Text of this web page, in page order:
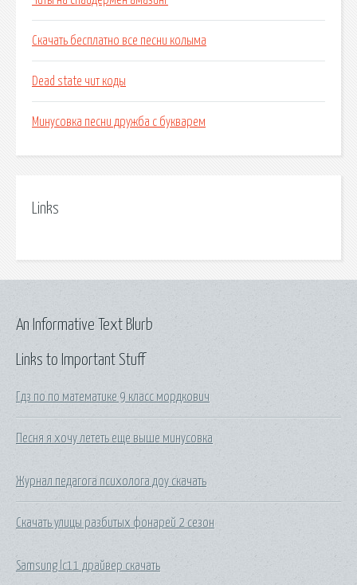
Скачать бесплатно все песни колыма
Dead state чит коды
Минусовка песни дружба с букварем
Links
Links to Important Stuff
Гдз по по математике 9 класс мордкович
Песня я хочу лететь еще выше минусовка
Журнал педагога психолога доу скачать
Скачать улицы разбитых фонарей 2 сезон
Samsung lc11 драйвер скачать
An Informative Text Blurb